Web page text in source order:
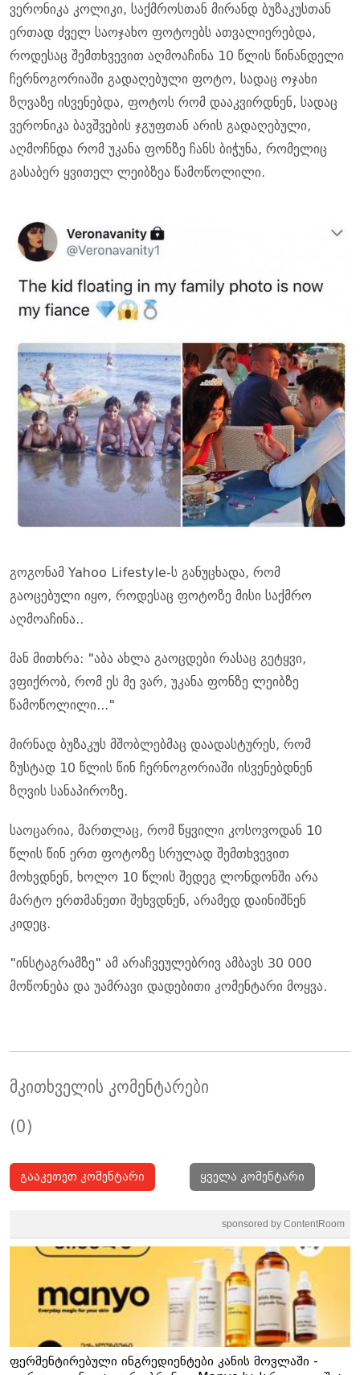
ვერონიკა კოლიკი, საქმროსთან მირანდ ბუზაკუსთან
ერთად ძველ საოჯახო ფოტოებს ათვალიერებდა,
როდესაც შემთხვევით აღმოაჩინა 10 წლის წინანდელი
ჩერნოგორიაში გადაღებული ფოტო, სადაც ოჯახი
ზღვაზე ისვენებდა, ფოტოს რომ დააკვირდნენ, სადაც
ვერონიკა ბავშვების ჯგუფთან არის გადაღებული,
აღმოჩნდა რომ უკანა ფონზე ჩანს ბიჭუნა, რომელიც
გასაბერ ყვითელ ლეიბზეა წამოწოლილი.
გოგონამ Yahoo Lifestyle-ს განუცხადა, რომ
გაოცებული იყო, როდესაც ფოტოზე მისი საქმრო
აღმოაჩინა..
მან მითხრა: "აბა ახლა გაოცდები რასაც გეტყვი,
ვფიქრობ, რომ ეს მე ვარ, უკანა ფონზე ლეიბზე
წამოწოლილი..."
მირნად ბუზაკუს მშობლებმაც დაადასტურეს, რომ
ზუსტად 10 წლის წინ ჩერნოგორიაში ისვენებდნენ
ზღვის სანაპიროზე.
საოცარია, მართლაც, რომ წყვილი კოსოვოდან 10
წლის წინ ერთ ფოტოზე სრულად შემთხვევით
მოხვდნენ, ხოლო 10 წლის შედეგ ლონდონში არა
მარტო ერთმანეთი შეხვდნენ, არამედ დაინიშნენ
კიდეც.
"ინსტაგრამზე" ამ არაჩვეულებრივ ამბავს 30 000
მოწონება და უამრავი დადებითი კომენტარი მოყვა.
მკითხველის კომენტარები
(0)
გააკეთეთ კომენტარი ყველა კომენტარი
sponsored by ContentRoom
ფერმენტირებული ინგრედიენტები კანის მოვლაში -